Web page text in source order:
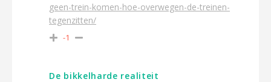
geen-trein-komen-hoe-overwegen-de-treinen-
tegenzitten/
-1
De bikkelharde realiteit